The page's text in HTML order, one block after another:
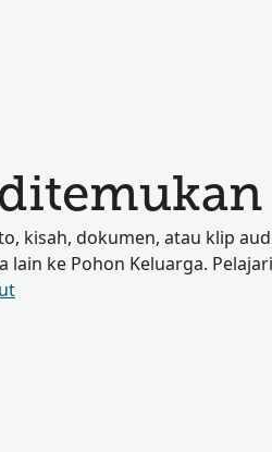
kisah, dokumen, atau klip
ke Pohon Keluarga.